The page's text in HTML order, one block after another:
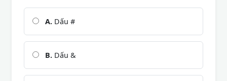
A. Dấu #
B. Dấu &